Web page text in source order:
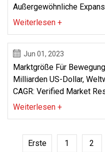
Außergewöhnliche
Weiterlesen +
Jun 01, 2023
Marktgröße Für
Milliarden US-Dollar,
CAGR: Verified Market
Weiterlesen +
Erste 1 2